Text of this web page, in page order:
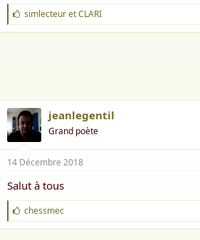
J
'
a
simlecteuretCLARI
jeanlegentil
Grand poète
14 Décembre 2018
Salut à tous
J
'
a
chessmec